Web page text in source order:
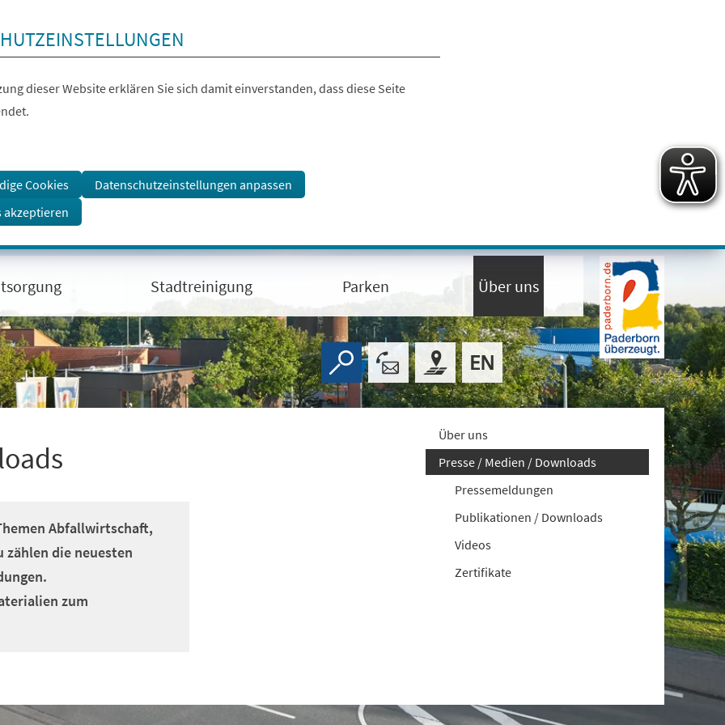
dieser Website erklären Sie sich damit einverstanden, dass diese Seite
Cookies
Datenschutzeinstellungen anpassen
akzeptieren
Stadtreinigung Parken Über uns
Abfallwirtschaft,
zählen die neuesten
zum
Über uns
Presse / Medien / Downloads
Pressemeldungen
Publikationen / Downloads
Videos
Zertifikate